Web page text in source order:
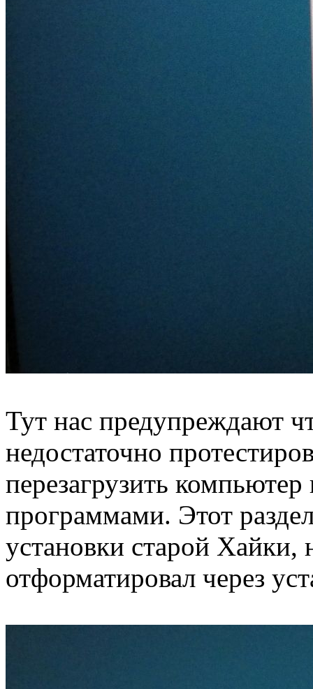
Тут нас предупреждают
недостаточно
перезагрузить
программами. Этот
установки старой Хайки,
отформатировал через